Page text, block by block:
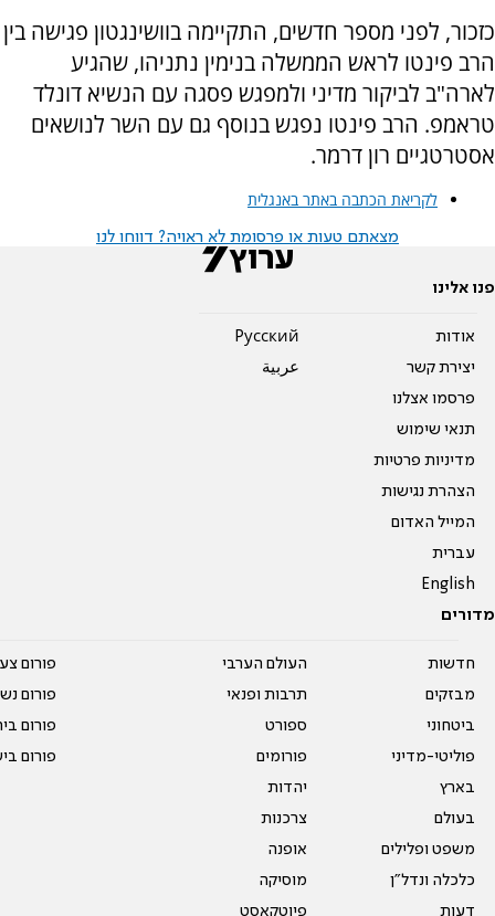
כזכור, לפני מספר חדשים, התקיימה בוושינגטון פגישה בין
הרב פינטו לראש הממשלה בנימין נתניהו, שהגיע
לארה"ב לביקור מדיני ולמפגש פסגה עם הנשיא דונלד
טראמפ. הרב פינטו נפגש בנוסף גם עם השר לנושאים
אסטרטגיים רון דרמר.
לקריאת הכתבה באתר באנגלית
מצאתם טעות או פרסומת לא ראויה? דווחו לנו
פנו אלינו
אודות
יצירת קשר
פרסמו אצלנו
תנאי שימוש
מדיניות פרטיות
הצהרת נגישות
המייל האדום
עברית
English
Pусский
عربية
מדורים
חדשות
מבזקים
ביטחוני
פוליטי-מדיני
בארץ
בעולם
משפט ופלילים
כלכלה ונדל"ן
דעות
העולם הערבי
תרבות ופנאי
ספורט
פורומים
יהדות
צרכנות
אופנה
מוסיקה
פיוטקאסט
פורום
פורום
פורום
פורום